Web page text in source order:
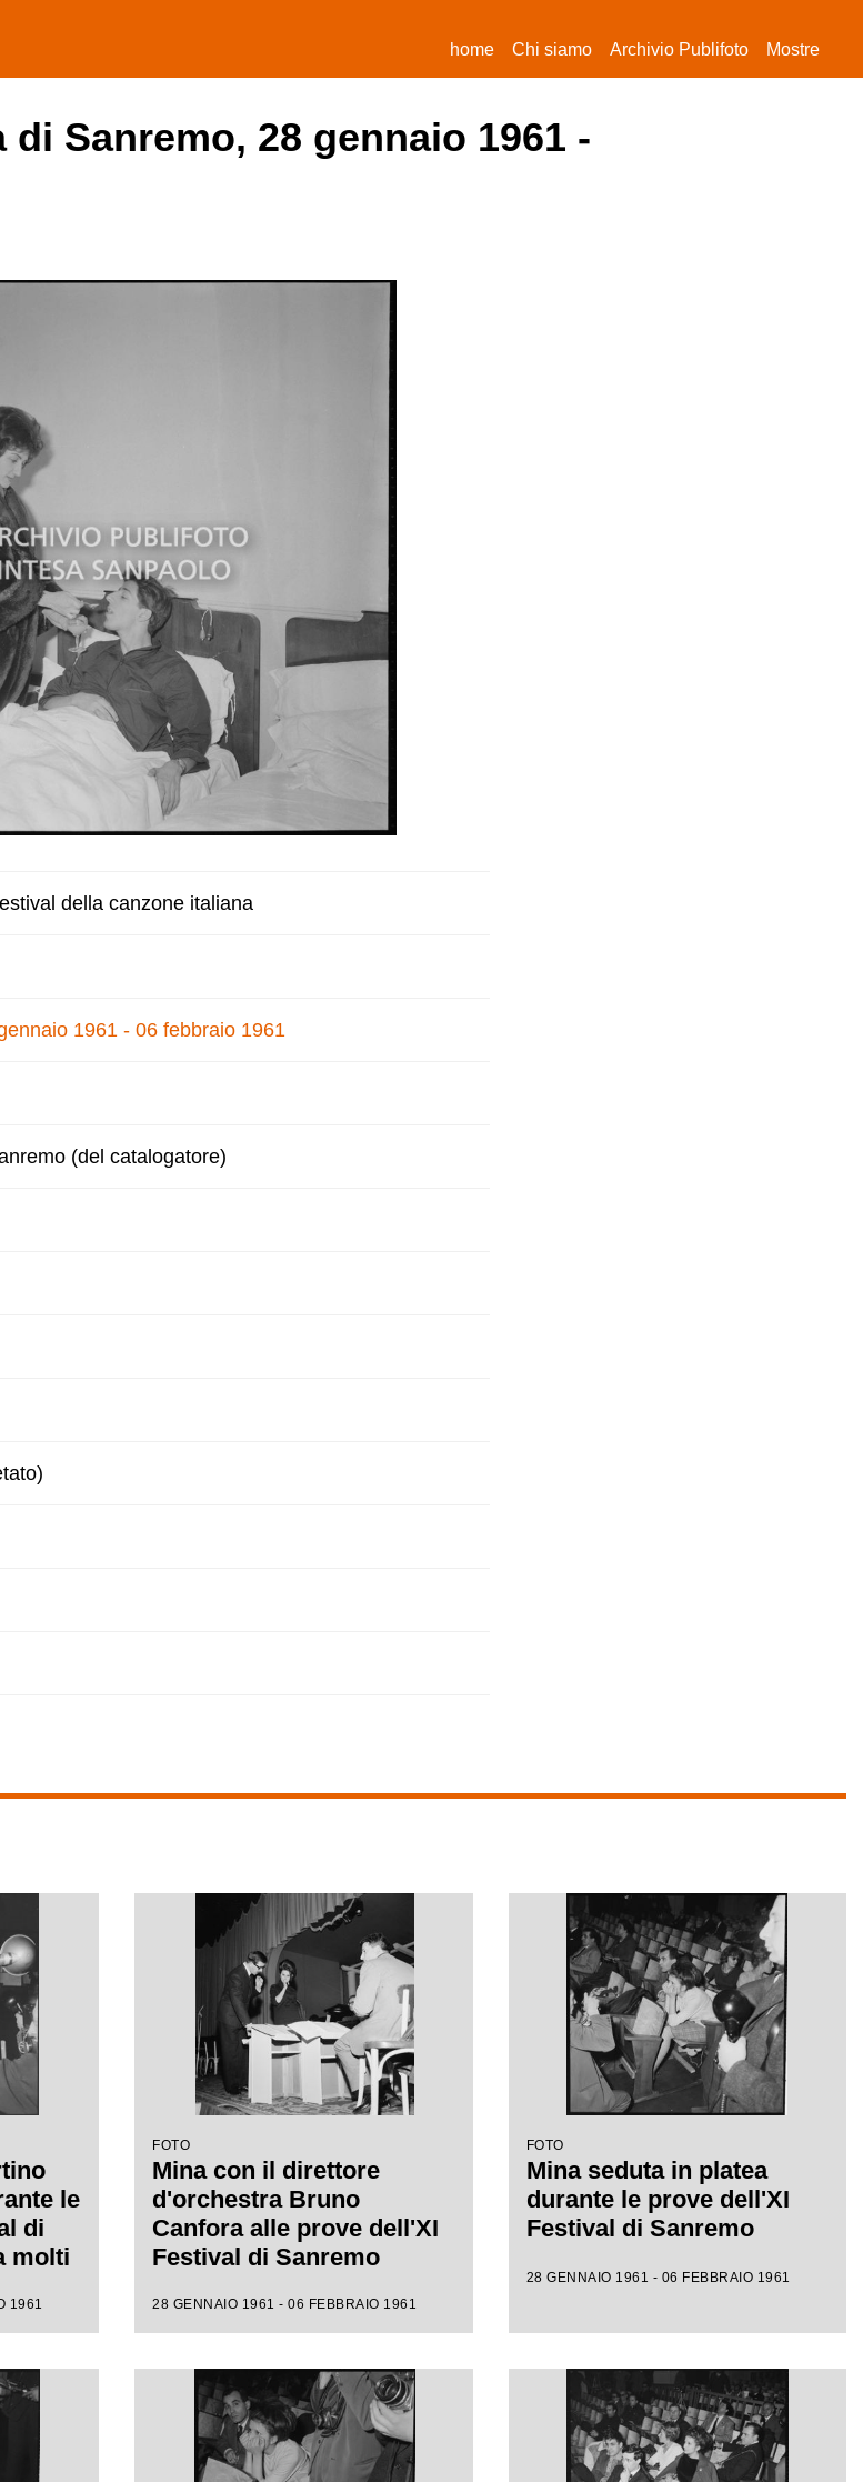
home(current)
Chi siamo Archivio Publifoto Mostre
Sanremo, 28 gennaio 1961 -
della canzone italiana
1961 - 06 febbraio 1961
(del catalogatore)
le
di
molti
1961
FOTO
Mina con il direttore
d'orchestra Bruno
Canfora alle prove dell'XI
Festival di Sanremo
28 GENNAIO 1961 - 06 FEBBRAIO 1961
FOTO
Mina seduta in platea
durante le prove dell'XI
Festival di Sanremo
28 GENNAIO 1961 - 06 FEBBRAIO 1961